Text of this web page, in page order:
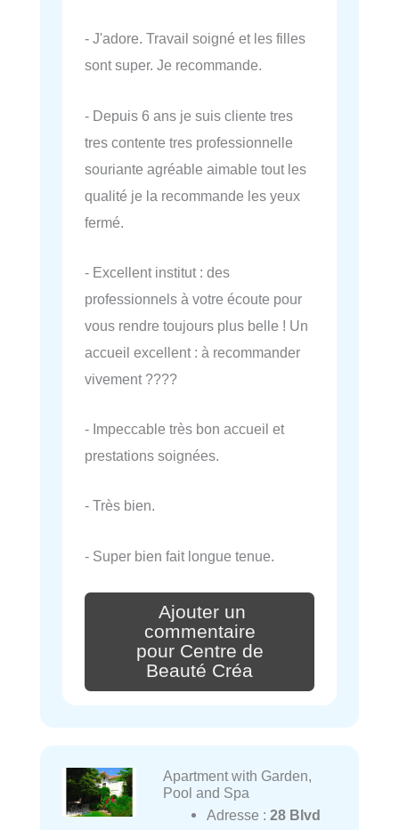
- J'adore. Travail soigné et les filles
sont super. Je recommande.
- Depuis 6 ans je suis cliente tres
tres contente tres professionnelle
souriante agréable aimable tout les
qualité je la recommande les yeux
fermé.
- Excellent institut : des
professionnels à votre écoute pour
vous rendre toujours plus belle ! Un
accueil excellent : à recommander
vivement ????
- Impeccable très bon accueil et
prestations soignées.
- Très bien.
- Super bien fait longue tenue.
Ajouter un
commentaire
pour Centre de
Beauté Créa
Apartment with Garden,
Pool and Spa
Adresse : 28 Blvd